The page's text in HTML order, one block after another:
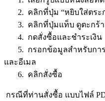
2. คลิกที่ปุ่ม “หยิบใส่ตระ
3. คลิกที่ปุ่มแท็บ ดูตะกร้า
4. กดสั่งซื้อและชำระเงิน
5. กรอกข้อมูลสำหรับการ
และอีเมล
6. คลิกสั่งซื้อ
กรณีที่ท่านสั่งซื้อ แบบไฟล์